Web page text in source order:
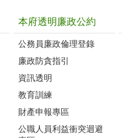
本府透明廉政公約
公務員廉政倫理登錄
廉政防貪指引
資訊透明
教育訓練
財產申報專區
公職人員利益衝突迴避